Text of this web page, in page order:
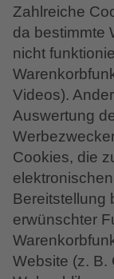
Zahlreiche
da bestimmte
nicht
Videos).
Auswertung
Cookies, die
Bereitstellung
erwünschter
Website (z. B.